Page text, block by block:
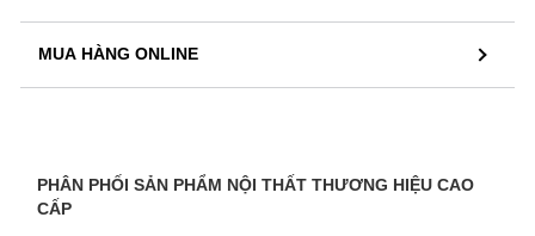
MUA HÀNG ONLINE
PHÂN PHỐI SẢN PHẨM NỘI THẤT THƯƠNG HIỆU CAO
CẤP